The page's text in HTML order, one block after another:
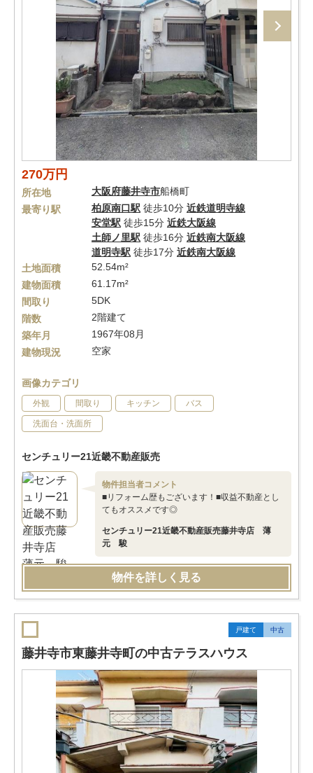
270万円
所在地 大阪府藤井寺市船橋町
最寄り駅
柏原南口駅 徒歩10分 近鉄道明寺線
安堂駅 徒歩15分 近鉄大阪線
土師ノ里駅 徒歩16分 近鉄南大阪線
道明寺駅 徒歩17分 近鉄南大阪線
土地面積
52.54m²
建物面積
61.17m²
間取り
5DK
階数
2階建て
築年月
1967年08月
建物現況
空家
画像カテゴリ
外観 間取り キッチン バス
洗面台・洗面所
センチュリー21近畿不動産販売
物件担当者コメント
■リフォーム歴もございます！■収益不動産とし
てもオススメです◎
センチュリー21近畿不動産販売藤井寺店 薄
元 駿
物件を詳しく見る
戸建て 中古
藤井寺市東藤井寺町の中古テラスハウス